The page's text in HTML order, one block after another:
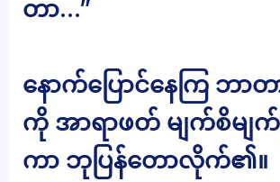
တာ…”
နောက်ပြောင်နေကြ ဘာတ
ကို အာရာဖတ် မျက်စိမျက်
ကာ ဘုပြန်တောလိုက်၏။